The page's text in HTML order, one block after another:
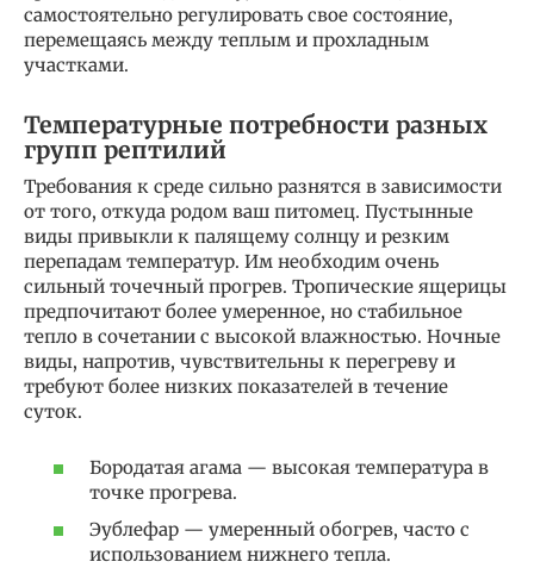
самостоятельно регулировать свое состояние,
перемещаясь между теплым и прохладным
участками.
Температурные потребности разных
групп рептилий
Требования к среде сильно разнятся в зависимости
от того, откуда родом ваш питомец. Пустынные
виды привыкли к палящему солнцу и резким
перепадам температур. Им необходим очень
сильный точечный прогрев. Тропические ящерицы
предпочитают более умеренное, но стабильное
тепло в сочетании с высокой влажностью. Ночные
виды, напротив, чувствительны к перегреву и
требуют более низких показателей в течение
суток.
Бородатая агама — высокая температура в
точке прогрева.
Эублефар — умеренный обогрев, часто с
использованием нижнего тепла.